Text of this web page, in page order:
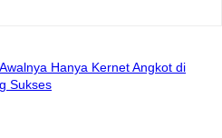
Hanya Kernet Angkot di
Sukses